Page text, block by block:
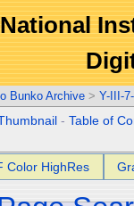
National
Bunko Archive > Y-III-
-Table of
Color HighRes